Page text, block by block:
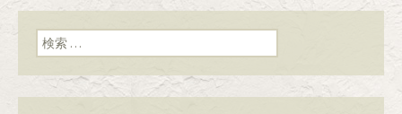
ン
検索: